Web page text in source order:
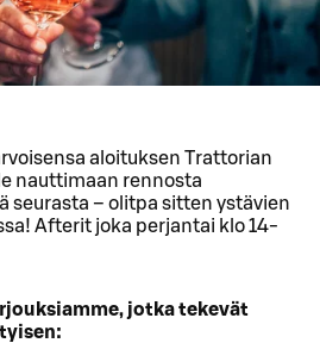
aloituksen Trattorian
nauttimaan rennosta
seurasta – olitpa sitten ystävien
Afterit joka perjantai klo 14-
jotka tekevät